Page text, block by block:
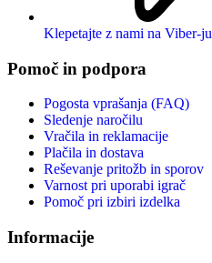
Klepetajte z nami na Viber-ju
Pomoč in podpora
Pogosta vprašanja (FAQ)
Sledenje naročilu
Vračila in reklamacije
Plačila in dostava
Reševanje pritožb in sporov
Varnost pri uporabi igrač
Pomoč pri izbiri izdelka
Informacije